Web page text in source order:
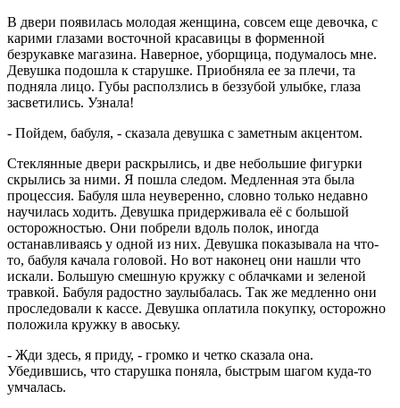
В двери появилась молодая женщина, совсем еще девочка, с
карими глазами восточной красавицы в форменной
безрукавке магазина. Наверное, уборщица, подумалось мне.
Девушка подошла к старушке. Приобняла ее за плечи, та
подняла лицо. Губы расползлись в беззубой улыбке, глаза
засветились. Узнала!
- Пойдем, бабуля, - сказала девушка с заметным акцентом.
Стеклянные двери раскрылись, и две небольшие фигурки
скрылись за ними. Я пошла следом. Медленная эта была
процессия. Бабуля шла неуверенно, словно только недавно
научилась ходить. Девушка придерживала её с большой
осторожностью. Они побрели вдоль полок, иногда
останавливаясь у одной из них. Девушка показывала на что-
то, бабуля качала головой. Но вот наконец они нашли что
искали. Большую смешную кружку с облачками и зеленой
травкой. Бабуля радостно заулыбалась. Так же медленно они
проследовали к кассе. Девушка оплатила покупку, осторожно
положила кружку в авоську.
- Жди здесь, я приду, - громко и четко сказала она.
Убедившись, что старушка поняла, быстрым шагом куда-то
умчалась.